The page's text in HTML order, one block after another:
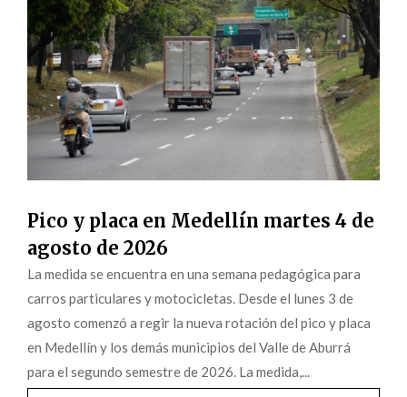
Pico y placa en Medellín martes 4 de
agosto de 2026
La medida se encuentra en una semana pedagógica para
carros particulares y motocicletas. Desde el lunes 3 de
agosto comenzó a regir la nueva rotación del pico y placa
en Medellín y los demás municipios del Valle de Aburrá
para el segundo semestre de 2026. La medida,...
leer más